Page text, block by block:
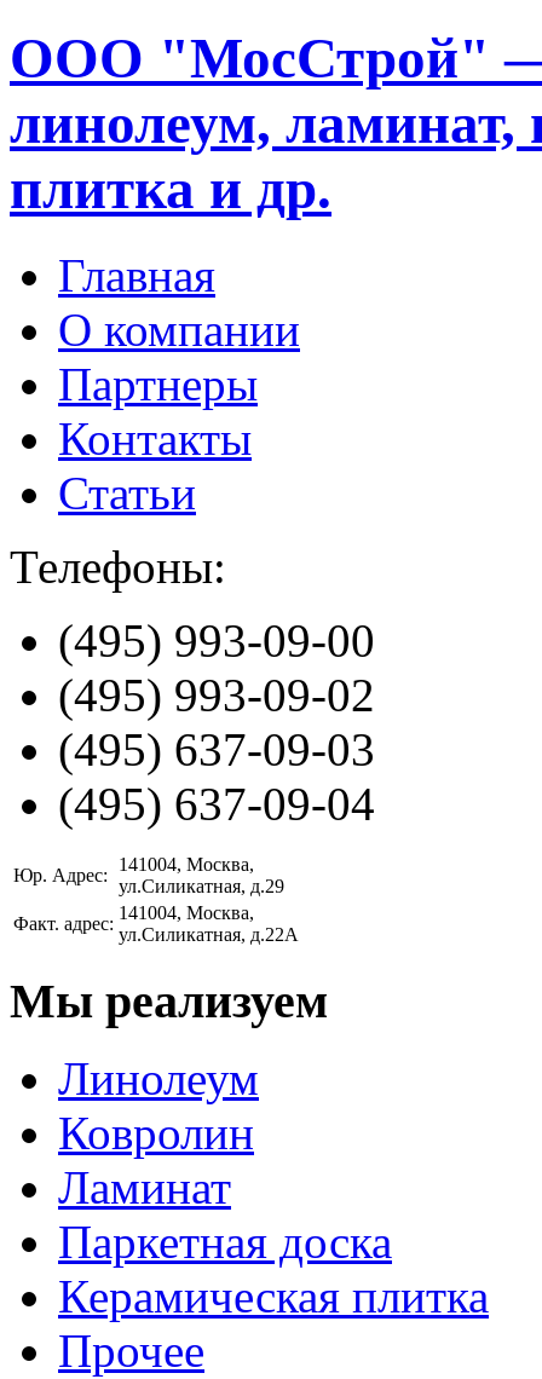
ООО "МосСтрой" —
линолеум, ламинат,
плитка и др.
Главная
О компании
Партнеры
Контакты
Статьи
Телефоны:
(495) 993-09-00
(495) 993-09-02
(495) 637-09-03
(495) 637-09-04
Юр. Адрес:
141004, Москва,
ул.Силикатная, д.29
Факт. адрес:
141004, Москва,
ул.Силикатная, д.22А
Мы реализуем
Линолеум
Ковролин
Ламинат
Паркетная доска
Керамическая плитка
Прочее